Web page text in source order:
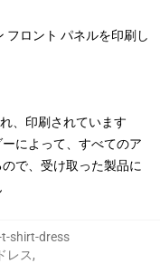
フロント パネルを印刷し
、印刷されています
によって、すべてのア
で、受け取った製品に
shirt-dress
レス,